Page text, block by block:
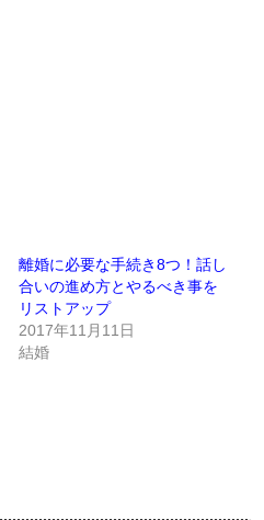
離婚に必要な手続き8つ！話し
合いの進め方とやるべき事を
リストアップ
2017年11月11日
結婚